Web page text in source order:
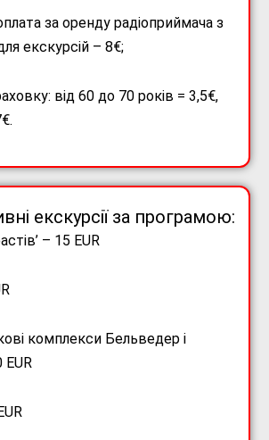
за оренду радіоприймача з
екскурсій – 8€;
від 60 до 70 років = 3,5€,
екскурсії за програмою:
– 15 EUR
комплекси Бельведер і